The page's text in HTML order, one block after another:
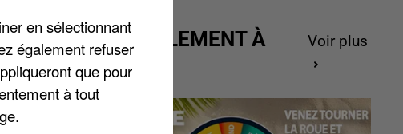
pour
ACTUELLEMENT À
GAGNER
Voir plus
en sélectionnant
également refuser
que pour
à tout